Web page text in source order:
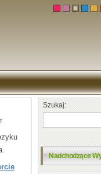
Szukaj:
Nadchodzące